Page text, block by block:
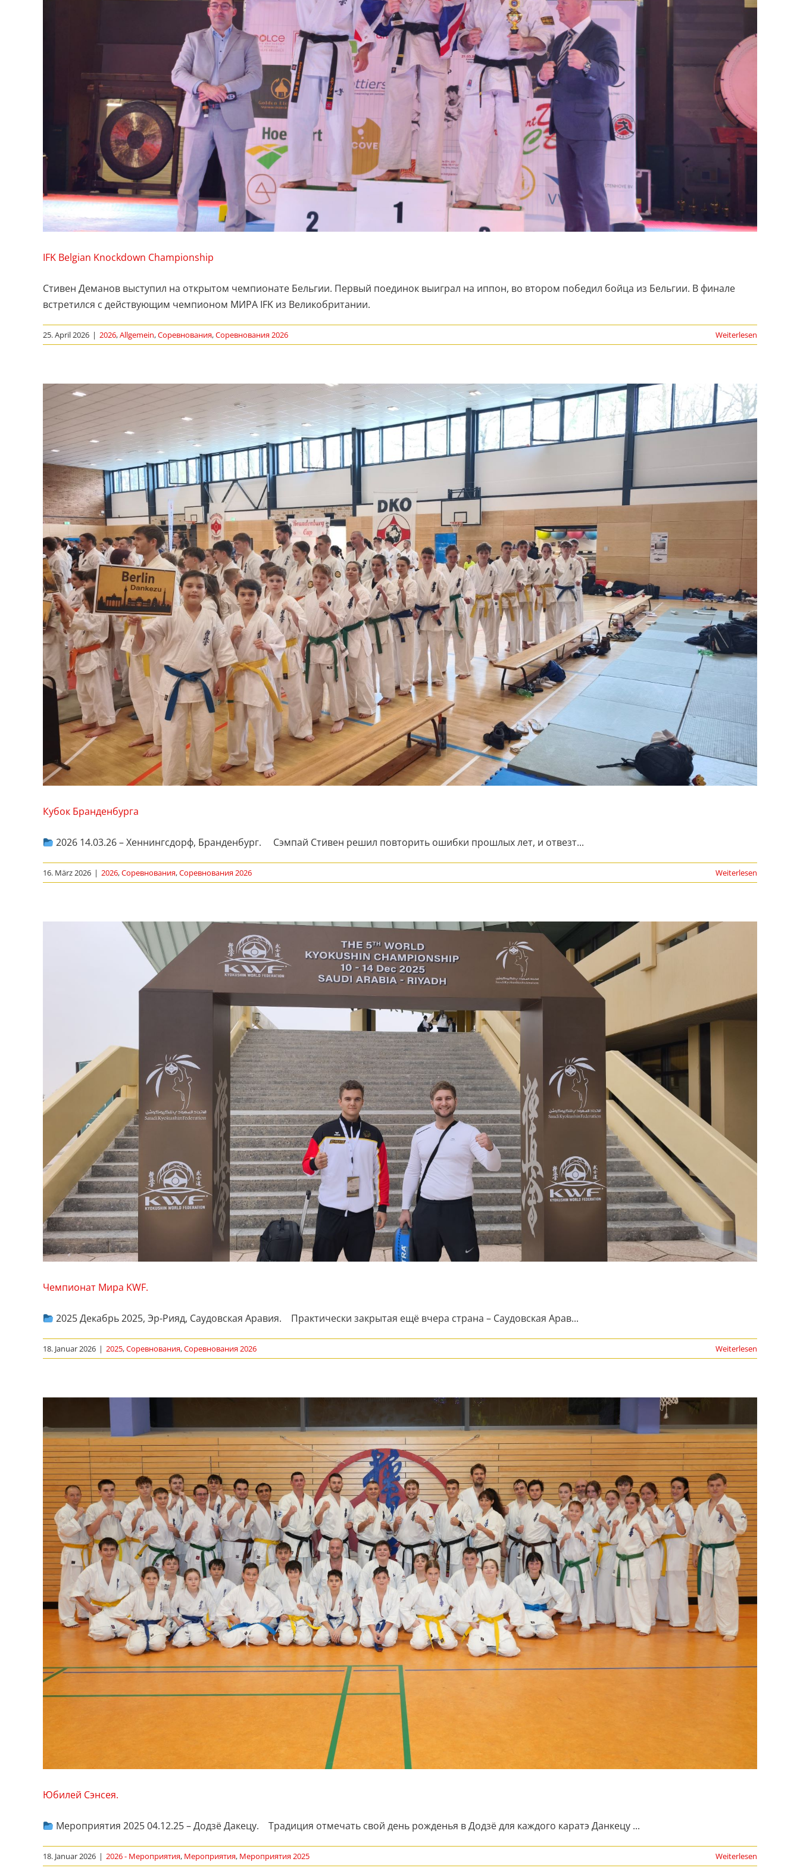
IFK Belgian Knockdown Championship
Стивен Деманов выступил на открытом чемпионате Бельгии. Первый поединок выиграл на иппон, во втором победил бойца из Бельгии. В финале
встретился с действующим чемпионом МИРА IFK из Великобритании.
25. April 2026 | 2026,Allgemein,Соревнования,Соревнования 2026 Weiterlesen
Кубок Бранденбурга
2026 14.03.26 – Хеннингсдорф, Бранденбург. Сэмпай Стивен решил повторить ошибки прошлых лет, и отвезт...
16. März 2026 | 2026,Соревнования,Соревнования 2026 Weiterlesen
Чемпионат Мира KWF.
2025 Декабрь 2025, Эр-Рияд, Саудовская Аравия. Практически закрытая ещё вчера страна – Саудовская Арав...
18. Januar 2026 | 2025,Соревнования,Соревнования 2026 Weiterlesen
Юбилей Сэнсея.
Мероприятия 2025 04.12.25 – Додзё Дакецу. Традиция отмечать свой день рожденья в Додзё для каждого каратэ Данкецу ...
18. Januar 2026 | 2026 - Мероприятия, Мероприятия, Мероприятия 2025 Weiterlesen